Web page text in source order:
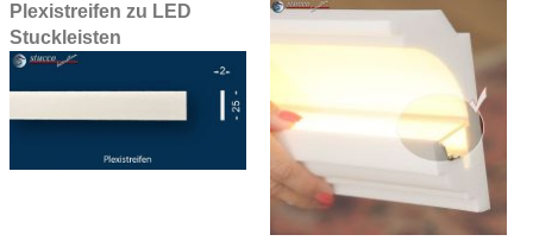
Plexistreifen zu LED
Stuckleisten